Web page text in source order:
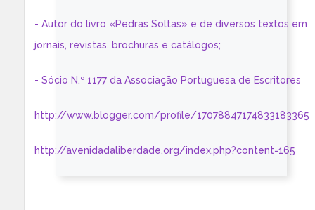
- Autor do livro «Pedras Soltas» e de diversos textos em
jornais, revistas, brochuras e catálogos;
- Sócio N.º 1177 da Associação Portuguesa de Escritores
http://www.blogger.com/profile/17078847174833183365
http://avenidadaliberdade.org/index.php?content=165